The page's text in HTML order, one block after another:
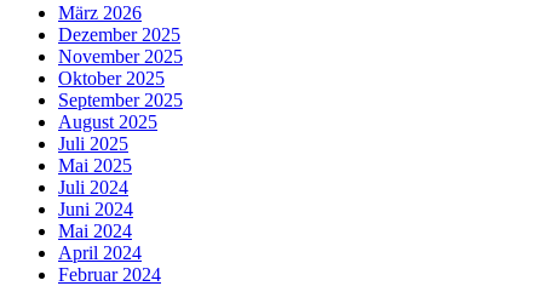
März 2026
Dezember 2025
November 2025
Oktober 2025
September 2025
August 2025
Juli 2025
Mai 2025
Juli 2024
Juni 2024
Mai 2024
April 2024
Februar 2024